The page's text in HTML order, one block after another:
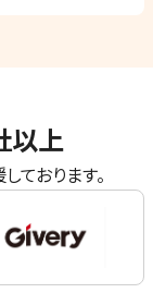
以上
ております。